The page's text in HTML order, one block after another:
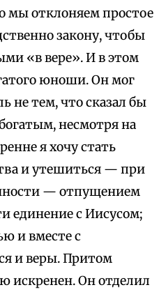
мы отклоняем простое
закону, чтобы
«в вере». И в этом
юноши. Он мог
не тем, что сказал бы
несмотря на
я хочу стать
и утешиться — при
— отпущением
единение с Иисусом;
и вместе с
и веры. Притом
искренен. Он отделил